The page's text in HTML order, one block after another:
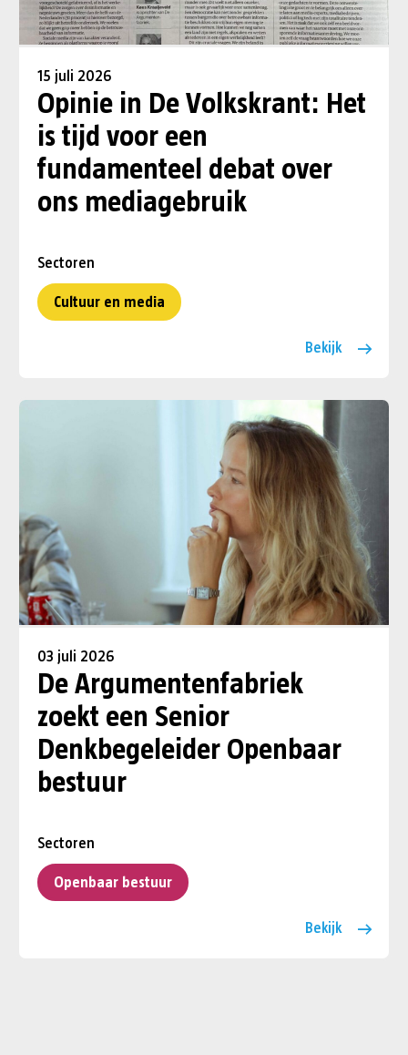
15 juli 2026
Opinie in De Volkskrant: Het
is tijd voor een
fundamenteel debat over
ons mediagebruik
Sectoren
Cultuur en media
Bekijk
03 juli 2026
De Argumentenfabriek
zoekt een Senior
Denkbegeleider Openbaar
bestuur
Sectoren
Openbaar bestuur
Bekijk